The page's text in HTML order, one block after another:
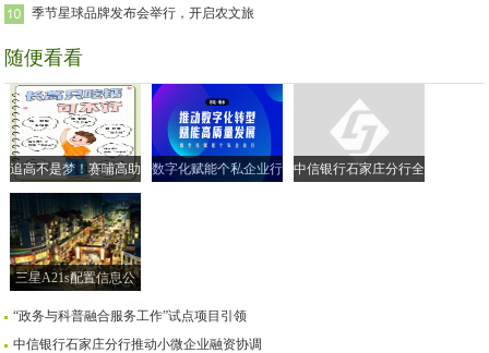
季节星球品牌发布会举行，开启农文旅
随便看看
追高不是梦！赛哺高助
力实现孩子的“黄金身
高”
数字化赋能个私企业行
中信银行石家庄分行全
三星A21s配置信息公
“政务与科普融合服务工作”试点项目引领
中信银行石家庄分行推动小微企业融资协调